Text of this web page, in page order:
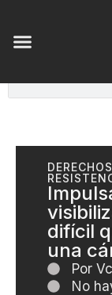
difícil
una
Por
No